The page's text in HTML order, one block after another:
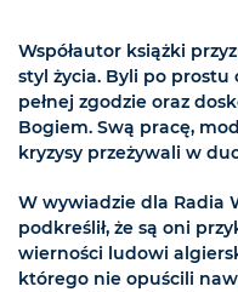
Współautor książki
styl życia. Byli po
pełnej zgodzie oraz
Bogiem. Swą pracę,
kryzysy przeżywali w
W wywiadzie dla Radia
podkreślił, że są oni
wierności ludowi
którego nie opuścili